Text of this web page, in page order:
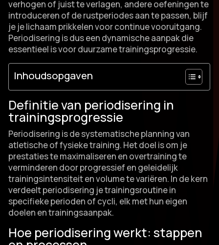
verhogen of juist te verlagen, andere oefeningen te
introduceren of de rustperiodes aan te passen, blijf
je je lichaam prikkelen voor continue vooruitgang.​
Periodisering is dus een dynamische aanpak die
essentieel is voor duurzame trainingsprogressie.​
Inhoudsopgaven
Definitie van periodisering in
trainingsprogressie
Periodisering is de systematische planning van
atletische of fysieke training.​ Het doel is om je
prestaties te maximaliseren en overtraining te
verminderen door progressief en geleidelijk
trainingsintensiteit en volume te variëren.​ In de kern
verdeelt periodisering je trainingsroutine in
specifieke perioden of cycli, elk met hun eigen
doelen en trainingsaanpak.​
Hoe periodisering werkt: stappen